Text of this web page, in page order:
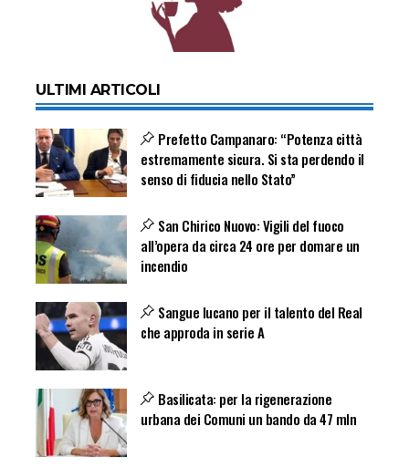
ULTIMI ARTICOLI
Prefetto Campanaro: “Potenza città
estremamente sicura. Si sta perdendo il
senso di fiducia nello Stato”
San Chirico Nuovo: Vigili del fuoco
all’opera da circa 24 ore per domare un
incendio
Sangue lucano per il talento del Real
che approda in serie A
Basilicata: per la rigenerazione
urbana dei Comuni un bando da 47 mln